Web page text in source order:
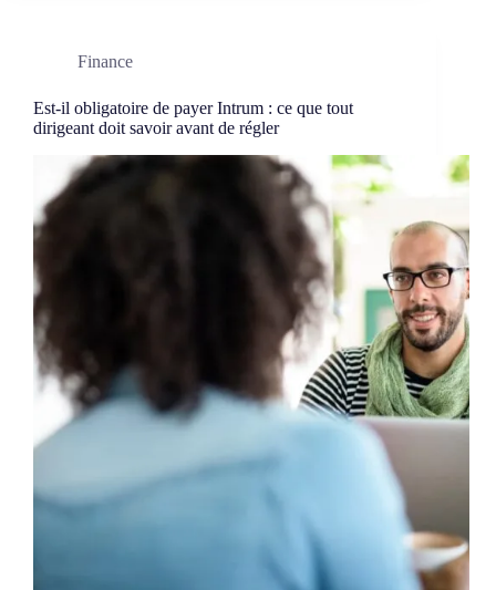
Finance
Est-il obligatoire de payer Intrum : ce que tout
dirigeant doit savoir avant de régler